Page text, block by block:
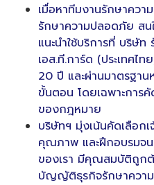
เมื่อหาทีมงานรักษาคว
รักษาความปลอดภัย สน
แนะนำใช้บริการที่ บริษั
เอส.ที.การ์ด (ประเทศไ
20 ปี และผ่านมาตรฐา
ขั้นตอน โดยเฉพาะการ
ของกฎหมาย
บริษัทฯ มุ่งเน้นคัดเลือก
คุณภาพ และฝึกอบรมจ
ของเรา มีคุณสมบัติถูก
บัญญัติธุรกิจรักษาควา